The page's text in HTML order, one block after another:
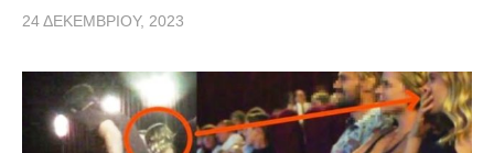
24 ΔΕΚΕΜΒΡΊΟΥ, 2023